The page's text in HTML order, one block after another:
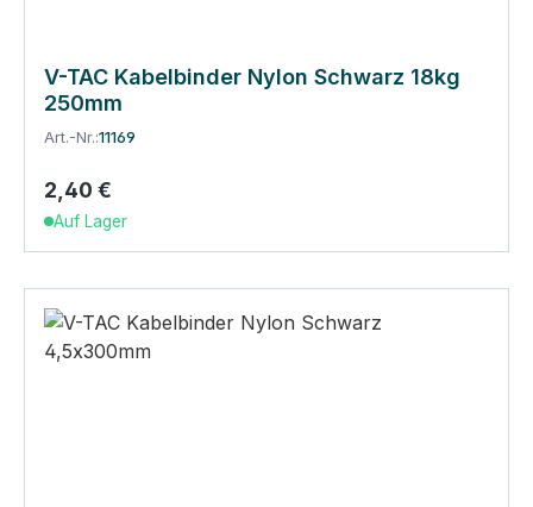
V-TAC Kabelbinder Nylon Schwarz 18kg
250mm
Art.-Nr.:11169
Regulärer Preis:
2,40 €
Auf Lager